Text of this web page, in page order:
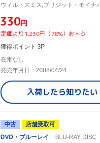
¥330円
定価より1,230円（78%）おトク
獲得ポイント 3P
在庫なし
発売年月日：2008/04/24
入荷したら知りたい
中古
店舗受取可
DVD・ブルーレイ
BLU-RAY DISC